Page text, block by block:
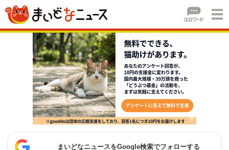
まいどなニュースをGoogle検索でフォローする